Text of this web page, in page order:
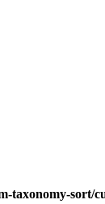
taxonomy-sort/